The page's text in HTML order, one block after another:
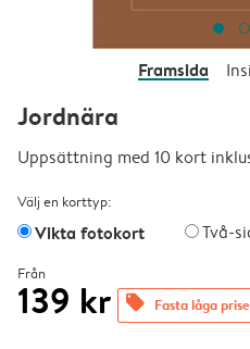
Framsida
Jordnära
Uppsättning med 10 kort
Välj en korttyp:
Vikta fotokort Två-
Från
139 kr offers Fasta låga